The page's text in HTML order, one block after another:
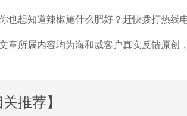
也想知道辣椒施什么肥好？ 赶快拨打热线
章所属内容均为海和威客户真实反馈原创
关推荐】